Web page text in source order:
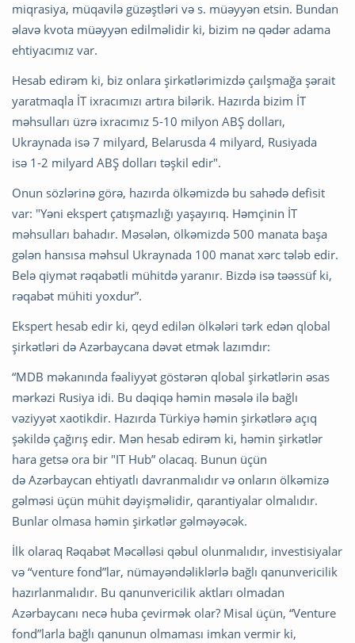
miqrasiya, müqavilə güzəştləri və s. müəyyən etsin. Bundan
əlavə kvota müəyyən edilməlidir ki, bizim nə qədər adama
ehtiyacımız var.
Hesab edirəm ki, biz onlara şirkətlərimizdə çaılşmağa şərait
yaratmaqla İT ixracımızı artıra bilərik. Hazırda bizim İT
məhsulları üzrə ixracımız 5-10 milyon ABŞ dolları,
Ukraynada isə 7 milyard, Belarusda 4 milyard, Rusiyada
isə 1-2 milyard ABŞ dolları təşkil edir".
Onun sözlərinə görə, hazırda ölkəmizdə bu sahədə defisit
var: "Yəni ekspert çatışmazlığı yaşayırıq. Həmçinin İT
məhsulları bahadır. Məsələn, ölkəmizdə 500 manata başa
gələn hansısa məhsul Ukraynada 100 manat xərc tələb edir.
Belə qiymət rəqabətli mühitdə yaranır. Bizdə isə təəssüf ki,
rəqabət mühiti yoxdur”.
Ekspert hesab edir ki, qeyd edilən ölkələri tərk edən qlobal
şirkətləri də Azərbaycana dəvət etmək lazımdır:
“MDB məkanında fəaliyyət göstərən qlobal şirkətlərin əsas
mərkəzi Rusiya idi. Bu dəqiqə həmin məsələ ilə bağlı
vəziyyət xaotikdir. Hazırda Türkiyə həmin şirkətlərə açıq
şəkildə çağırış edir. Mən hesab edirəm ki, həmin şirkətlər
hara getsə ora bir "IT Hub” olacaq. Bunun üçün
də Azərbaycan ehtiyatlı davranmalıdır və onların ölkəmizə
gəlməsi üçün mühit dəyişməlidir, qarantiyalar olmalıdır.
Bunlar olmasa həmin şirkətlər gəlməyəcək.
İlk olaraq Rəqabət Məcəlləsi qəbul olunmalıdır, investisiyalar
və “venture fond”lar, nümayəndəliklərlə bağlı qanunvericilik
hazırlanmalıdır. Bu qanunvericilik aktları olmadan
Azərbaycanı necə huba çevirmək olar? Misal üçün, “Venture
fond”larla bağlı qanunun olmaması imkan vermir ki,